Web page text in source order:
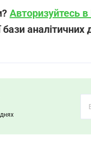
Авторизуйтесь
аналітичних